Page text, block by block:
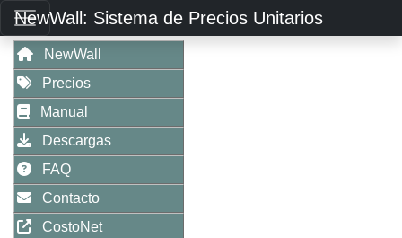
NewWall: Sistema de Precios Unitarios
NewWall
Precios
Manual
Descargas
FAQ
Contacto
CostoNet